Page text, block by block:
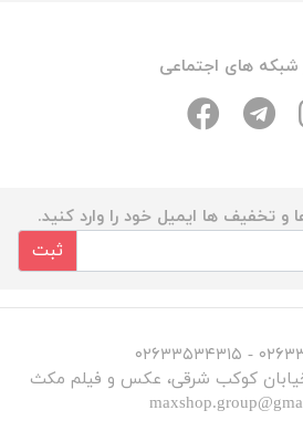
شبکه های اجتماعی
و تخفیف ها ایمیل خود را وارد کنید.
ثبت